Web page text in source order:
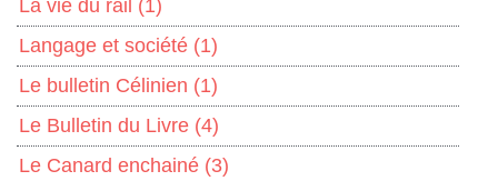
La vie du rail (1)
Langage et société (1)
Le bulletin Célinien (1)
Le Bulletin du Livre (4)
Le Canard enchainé (3)